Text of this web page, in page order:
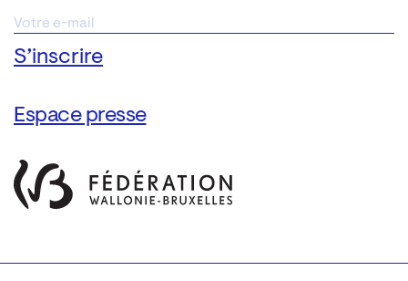
Espace presse